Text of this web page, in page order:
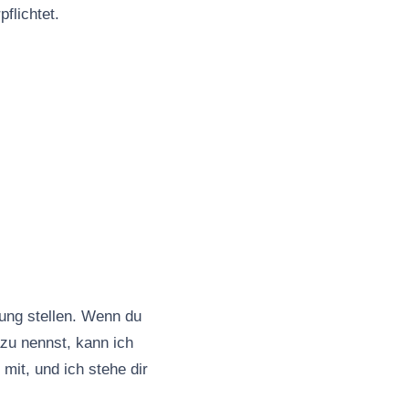
stellen. Wenn du
nennst, kann ich
und ich stehe dir